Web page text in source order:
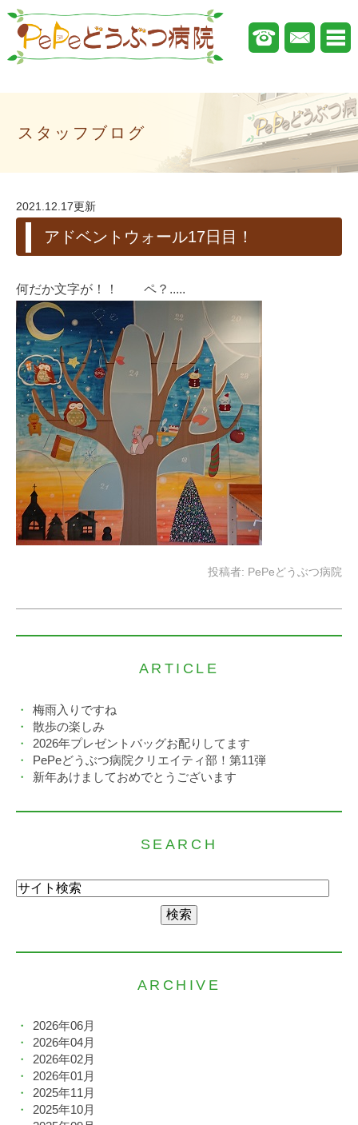
スタッフブログ
2021.12.17更新
アドベントウォール17日目！
何だか文字が！！ ペ？.....
投稿者: PePeどうぶつ病院
ARTICLE
梅雨入りですね
散歩の楽しみ
2026年プレゼントバッグお配りしてます
PePeどうぶつ病院クリエイティ部！第11弾
新年あけましておめでとうございます
SEARCH
ARCHIVE
2026年06月
2026年04月
2026年02月
2026年01月
2025年11月
2025年10月